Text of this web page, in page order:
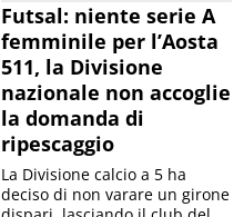
Futsal: niente serie A
femminile per l’Aosta
511, la Divisione
nazionale non accoglie
la domanda di
ripescaggio
La Divisione calcio a 5 ha
deciso di non varare un girone